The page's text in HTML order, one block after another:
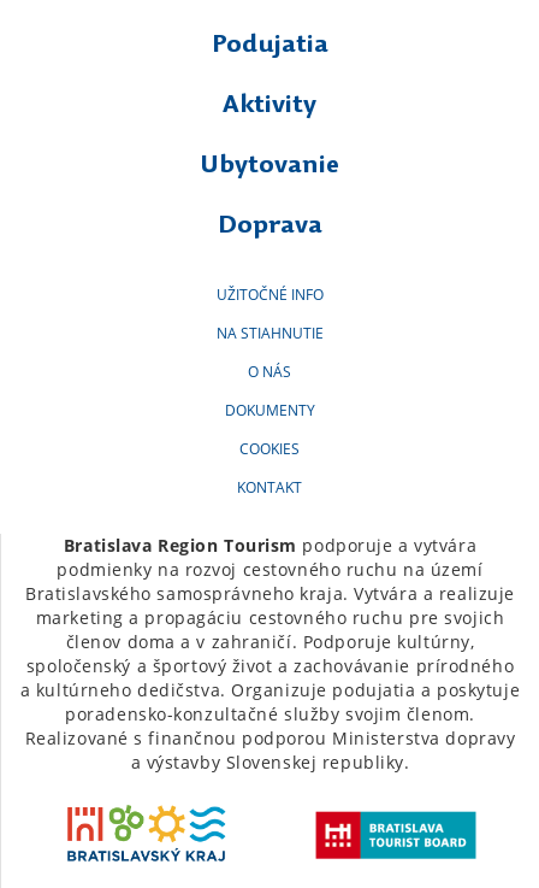
Podujatia
Aktivity
Ubytovanie
Doprava
UŽITOČNÉ INFO
NA STIAHNUTIE
O NÁS
DOKUMENTY
COOKIES
KONTAKT
Bratislava Region Tourism podporuje a vytvára
podmienky na rozvoj cestovného ruchu na území
Bratislavského samosprávneho kraja. Vytvára a realizuje
marketing a propagáciu cestovného ruchu pre svojich
členov doma a v zahraničí. Podporuje kultúrny,
spoločenský a športový život a zachovávanie prírodného
a kultúrneho dedičstva. Organizuje podujatia a poskytuje
poradensko-konzultačné služby svojim členom.
Realizované s finančnou podporou Ministerstva dopravy
a výstavby Slovenskej republiky.